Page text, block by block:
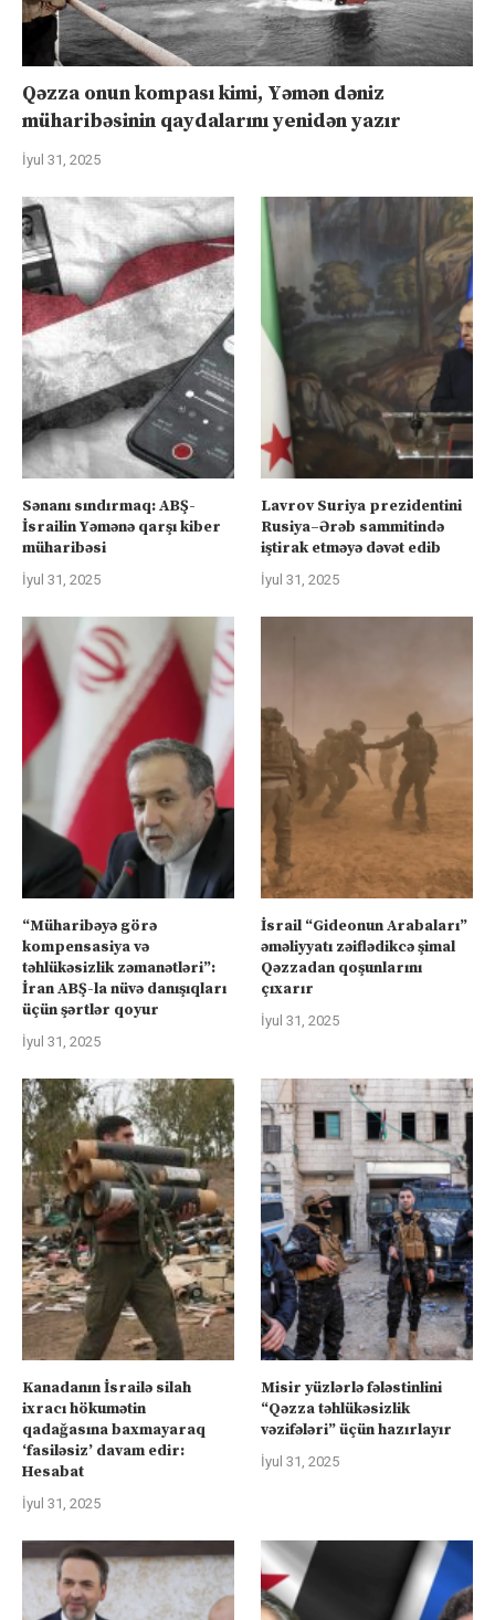
Qəzza onun kompası kimi, Yəmən dəniz
müharibəsinin qaydalarını yenidən yazır
İyul 31, 2025
Sənanı sındırmaq: ABŞ-
İsrailin Yəmənə qarşı kiber
müharibəsi
İyul 31, 2025
Lavrov Suriya prezidentini
Rusiya–Ərəb sammitində
iştirak etməyə dəvət edib
İyul 31, 2025
“Müharibəyə görə
kompensasiya və
təhlükəsizlik zəmanətləri”:
İran ABŞ-la nüvə danışıqları
üçün şərtlər qoyur
İyul 31, 2025
İsrail “Gideonun Arabaları”
əməliyyatı zəiflədikcə şimal
Qəzzadan qoşunlarını
çıxarır
İyul 31, 2025
Kanadanın İsrailə silah
ixracı hökumətin
qadağasına baxmayaraq
‘fasiləsiz’ davam edir:
Hesabat
İyul 31, 2025
Misir yüzlərlə fələstinlini
“Qəzza təhlükəsizlik
vəzifələri” üçün hazırlayır
İyul 31, 2025